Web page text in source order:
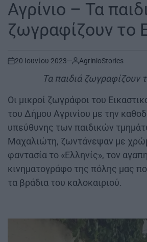
Αγρίνιο – Τα
ζωγραφίζουν το
on
20 Ιουνίου 2023 AgrinioStories
Τα παιδιά ζωγραφίζουν
Οι μικροί ζωγράφοι του
του Δήμου Αγρινίου με την
υπεύθυνης των παιδικών
Μαχαλιώτη, ζωντάνεψαν με
φαντασία το «Ελληνίς», τον
κινηματογράφο της πόλης μας
τα βράδια του καλοκαιριού.